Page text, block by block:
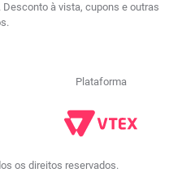
à vista, cupons e outras
Plataforma
os direitos reservados.